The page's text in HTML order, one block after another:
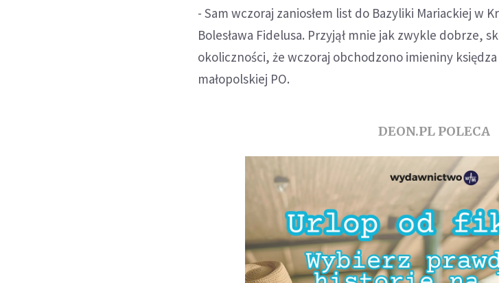
- Sam wczoraj zaniosłem list do Bazyliki Mariackiej w
Bolesława Fidelusa. Przyjął mnie jak zwykle dobrze,
okoliczności, że wczoraj obchodzono imieniny księdza
małopolskiej PO.
DEON.PL POLECA